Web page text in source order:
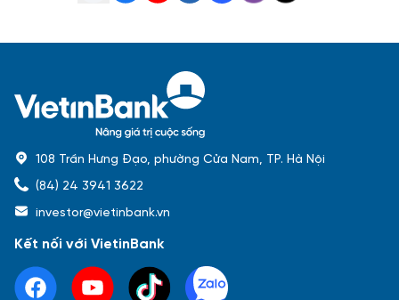
108 Trần Hưng Đạo, phường Cửa Nam, TP. Hà Nội
(84) 24 3941 3622
investor@vietinbank.vn
Kết nối với VietinBank